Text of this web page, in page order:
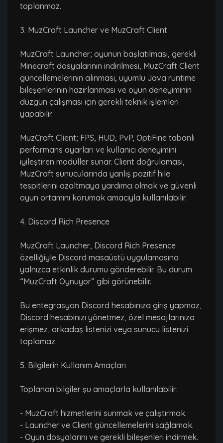
toplanmaz.
3. MuzCraft Launcher ve MuzCraft Client
MuzCraft Launcher; oyunun başlatılması, gerekli
Minecraft dosyalarının indirilmesi, MuzCraft Client
güncellemelerinin alınması, uyumlu Java runtime
bileşenlerinin hazırlanması ve oyun deneyiminin
düzgün çalışması için gerekli teknik işlemleri
yapabilir.
MuzCraft Client; FPS, HUD, PvP, OptiFine tabanlı
performans ayarları ve kullanıcı deneyimini
iyileştiren modüller sunar. Client doğrulaması,
MuzCraft sunucularında yanlış pozitif hile
tespitlerini azaltmaya yardımcı olmak ve güvenli
oyun ortamını korumak amacıyla kullanılabilir.
4. Discord Rich Presence
MuzCraft Launcher, Discord Rich Presence
özelliğiyle Discord masaüstü uygulamasına
yalnızca etkinlik durumu gönderebilir. Bu durum
“MuzCraft Oynuyor” gibi görünebilir.
Bu entegrasyon Discord hesabınıza giriş yapmaz,
Discord hesabınızı yönetmez, özel mesajlarınıza
erişmez, arkadaş listenizi veya sunucu listenizi
toplamaz.
5. Bilgilerin Kullanım Amaçları
Toplanan bilgiler şu amaçlarla kullanılabilir:
- MuzCraft hizmetlerini sunmak ve çalıştırmak.
- Launcher ve Client güncellemelerini sağlamak.
- Oyun dosyalarını ve gerekli bileşenleri indirmek.